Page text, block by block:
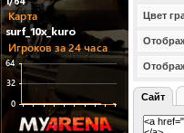
Цвет
Сайт